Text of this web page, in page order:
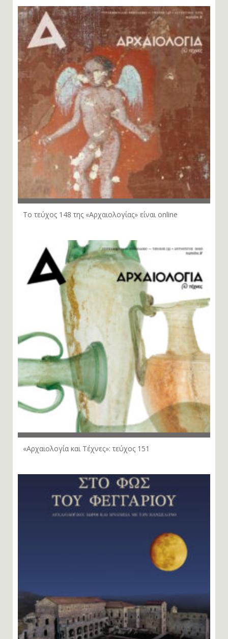
Το τεύχος 148 της «Αρχαιολογίας» είναι online
«Αρχαιολογία και Τέχνες»: τεύχος 151